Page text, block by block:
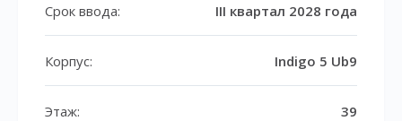
Срок ввода: III квартал 2028 года
Корпус: Indigo 5 Ub9
Этаж: 39